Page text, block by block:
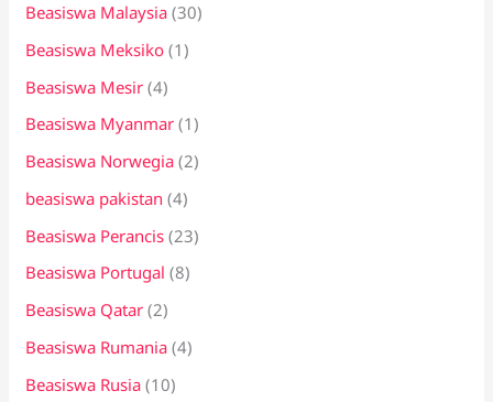
Beasiswa Malaysia (30)
Beasiswa Meksiko (1)
Beasiswa Mesir (4)
Beasiswa Myanmar (1)
Beasiswa Norwegia (2)
beasiswa pakistan (4)
Beasiswa Perancis (23)
Beasiswa Portugal (8)
Beasiswa Qatar (2)
Beasiswa Rumania (4)
Beasiswa Rusia (10)